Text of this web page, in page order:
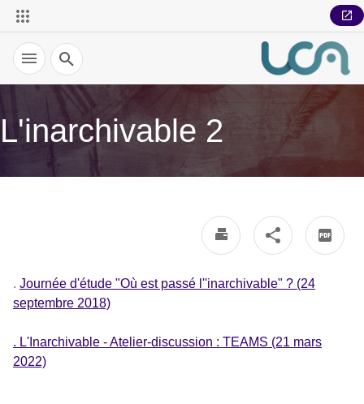
Recherche
L'inarchivable 2
. Journée d'étude "Où est passé l''inarchivable" ? (24
septembre 2018)
. L'Inarchivable - Atelier-discussion : TEAMS (21 mars
2022)